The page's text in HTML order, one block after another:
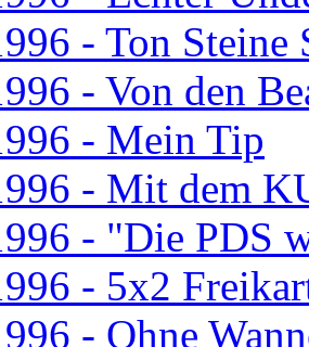
- Ton Steine
- Von den
- Mein Tip
- Mit dem
- "Die PDS
- 5x2
- Ohne